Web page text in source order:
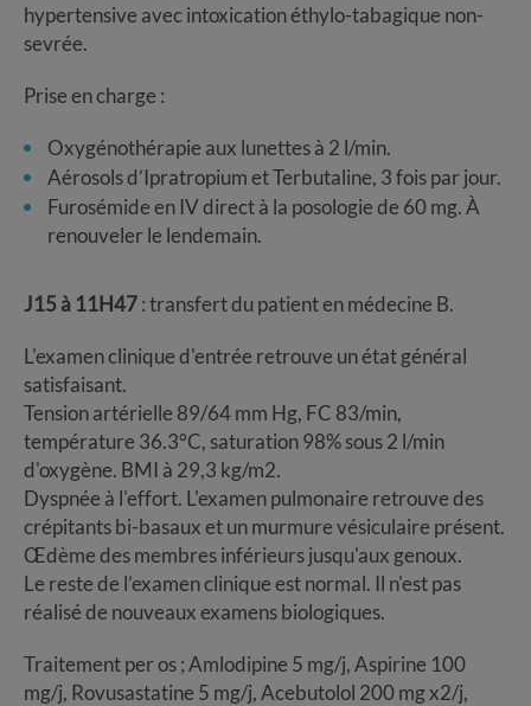
hypertensive avec intoxication éthylo-tabagique non-
sevrée.
Prise en charge :
Oxygénothérapie aux lunettes à 2 l/min.
Aérosols d’Ipratropium et Terbutaline, 3 fois par jour.
Furosémide en IV direct à la posologie de 60 mg. À
renouveler le lendemain.
J15 à 11H47: transfert du patient en médecine B.
L'examen clinique d'entrée retrouve un état général
satisfaisant.
Tension artérielle 89/64 mm Hg, FC 83/min,
température 36.3°C, saturation 98% sous 2 l/min
d'oxygène. BMI à 29,3 kg/m2.
Dyspnée à l'effort. L'examen pulmonaire retrouve des
crépitants bi-basaux et un murmure vésiculaire présent.
Œdème des membres inférieurs jusqu'aux genoux.
Le reste de l’examen clinique est normal. Il n'est pas
réalisé de nouveaux examens biologiques.
Traitement per os ; Amlodipine 5 mg/j, Aspirine 100
mg/j, Rovusastatine 5 mg/j, Acebutolol 200 mg x2/j,